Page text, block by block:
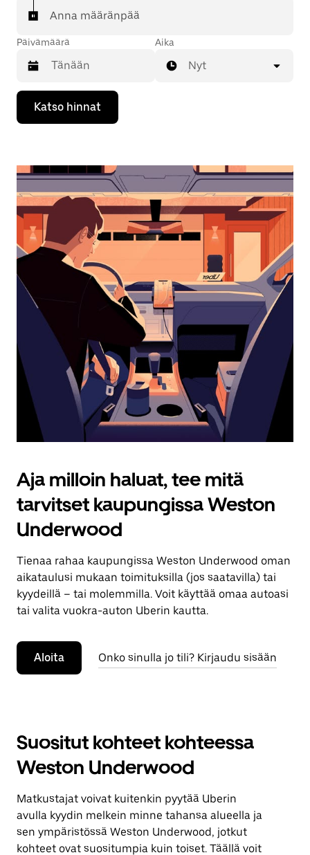
Anna määränpää
Päivämäärä
Valitse
päivämäärä
kalenterissa
Sulje
Esc-
painikkeella.
Aika
Nyt
Katso hinnat
Aja milloin haluat, tee mitä
tarvitset kaupungissa Weston
Underwood
Tienaa rahaa kaupungissa Weston Underwood oman
aikataulusi mukaan toimituksilla (jos saatavilla) tai
kyydeillä – tai molemmilla. Voit käyttää omaa autoasi
tai valita vuokra-auton Uberin kautta.
Aloita Onko sinulla jo tili? Kirjaudu sisään
Suositut kohteet kohteessa
Weston Underwood
Matkustajat voivat kuitenkin pyytää Uberin
avulla kyydin melkein minne tahansa alueella ja
sen ympäristössä Weston Underwood, jotkut
kohteet ovat suositumpia kuin toiset. Täällä voit